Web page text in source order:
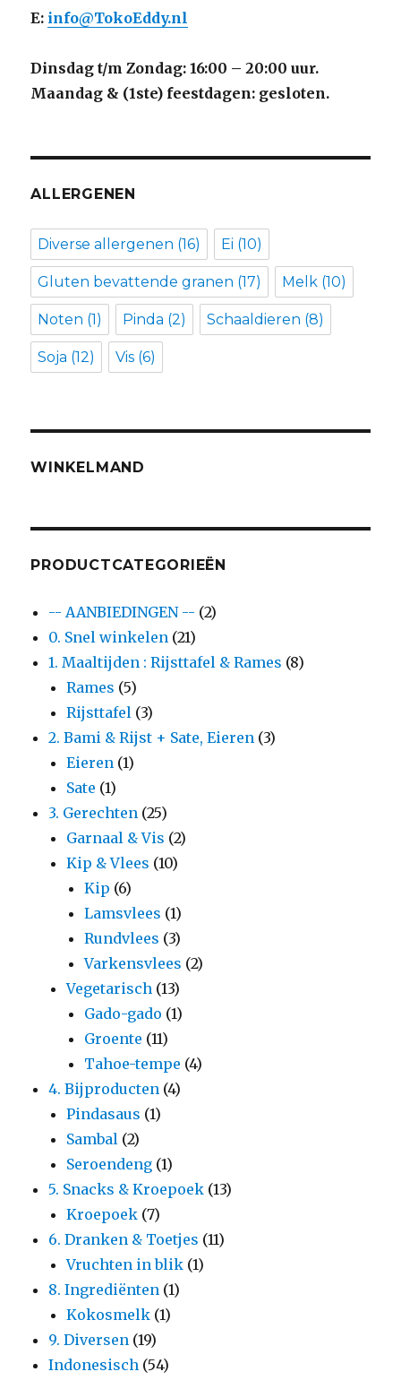
E: info@TokoEddy.nl
Dinsdag t/m Zondag: 16:00 – 20:00 uur.
Maandag & (1ste) feestdagen: gesloten.
ALLERGENEN
Diverse allergenen (16) Ei (10)
Gluten bevattende granen (17) Melk (10)
Noten (1) Pinda (2) Schaaldieren (8)
Soja (12) Vis (6)
WINKELMAND
PRODUCTCATEGORIEËN
-- AANBIEDINGEN -- (2)
0. Snel winkelen (21)
1. Maaltijden : Rijsttafel & Rames (8)
Rames (5)
Rijsttafel (3)
2. Bami & Rijst + Sate, Eieren (3)
Eieren (1)
Sate (1)
3. Gerechten (25)
Garnaal & Vis (2)
Kip & Vlees (10)
Kip (6)
Lamsvlees (1)
Rundvlees (3)
Varkensvlees (2)
Vegetarisch (13)
Gado-gado (1)
Groente (11)
Tahoe-tempe (4)
4. Bijproducten (4)
Pindasaus (1)
Sambal (2)
Seroendeng (1)
5. Snacks & Kroepoek (13)
Kroepoek (7)
6. Dranken & Toetjes (11)
Vruchten in blik (1)
8. Ingrediënten (1)
Kokosmelk (1)
9. Diversen (19)
Indonesisch (54)